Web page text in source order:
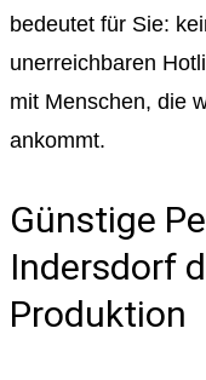
bedeutet für Sie:
unerreichbaren
mit Menschen, die
ankommt.
Günstige
Indersdorf
Produktion